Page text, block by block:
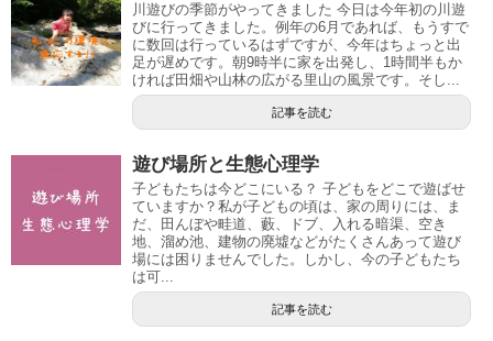
川遊びの季節がやってきました 今日は今年初の川遊
びに行ってきました。例年の6月であれば、もうすで
に数回は行っているはずですが、今年はちょっと出
足が遅めです。朝9時半に家を出発し、1時間半もか
ければ田畑や山林の広がる里山の風景です。そし...
記事を読む
遊び場所と生態心理学
子どもたちは今どこにいる？ 子どもをどこで遊ばせ
ていますか？私が子どもの頃は、家の周りには、ま
だ、田んぼや畦道、藪、ドブ、入れる暗渠、空き
地、溜め池、建物の廃墟などがたくさんあって遊び
場には困りませんでした。しかし、今の子どもたち
は可...
記事を読む